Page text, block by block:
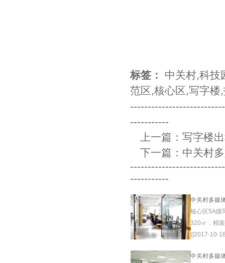
标签： 中关村,科技
范区,核心区,写字楼,
-----------
上一篇：写字楼
下一篇： 中关村
-----------
中关村多媒
核心区5A级
320㎡，精
([2017-10-
中关村多媒